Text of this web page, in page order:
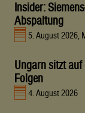
Insider:
Abspaltung
5. August 2026,
Ungarn sitzt
Folgen
4. August 2026